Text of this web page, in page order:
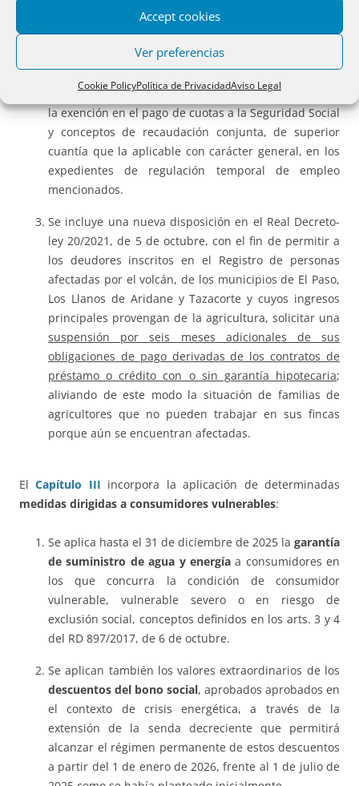
Accept cookies
Ver preferencias
Cookie PolicyPolítica de PrivacidadAviso Legal
volcánica, la prestación de cese de actividad para los
trabajadores autónomos que se han visto obligados a
cesar en la actividad como consecuencia directa de la
erupción volcánica; y las medidas extraordinarias de
Seguridad Social para los trabajadores autónomos y
la exención en el pago de cuotas a la Seguridad Social
y conceptos de recaudación conjunta, de superior
cuantía que la aplicable con carácter general, en los
expedientes de regulación temporal de empleo
mencionados.
Se incluye una nueva disposición en el Real Decreto-
ley 20/2021, de 5 de octubre, con el fin de permitir a
los deudores inscritos en el Registro de personas
afectadas por el volcán, de los municipios de El Paso,
Los Llanos de Aridane y Tazacorte y cuyos ingresos
principales provengan de la agricultura, solicitar una
suspensión por seis meses adicionales de sus
obligaciones de pago derivadas de los contratos de
préstamo o crédito con o sin garantía hipotecaria;
aliviando de este modo la situación de familias de
agricultores que no pueden trabajar en sus fincas
porque aún se encuentran afectadas.
ElCapítulo III incorpora la aplicación de determinadas
medidas dirigidas a consumidores vulnerables:
Se aplica hasta el 31 de diciembre de 2025 la garantía
de suministro de agua y energíaa consumidores en
los que concurra la condición de consumidor
vulnerable, vulnerable severo o en riesgo de
exclusión social, conceptos definidos en los arts. 3 y 4
del RD 897/2017, de 6 de octubre.
Se aplican también los valores extraordinarios de los
descuentos del bono social, aprobados aprobados en
el contexto de crisis energética, a través de la
extensión de la senda decreciente que permitirá
alcanzar el régimen permanente de estos descuentos
a partir del 1 de enero de 2026, frente al 1 de julio de